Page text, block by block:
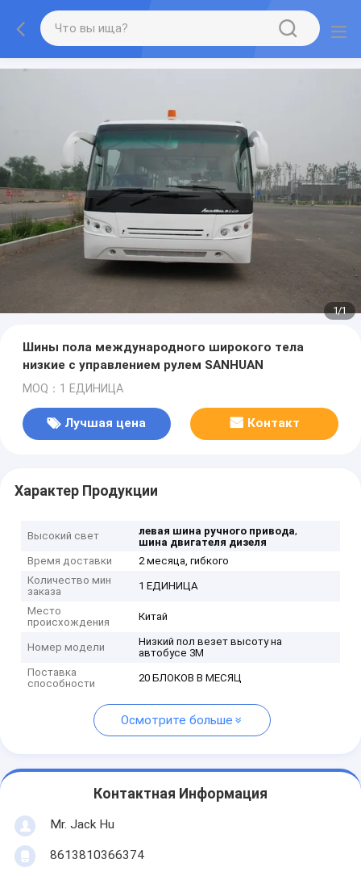
1/1
Шины пола международного широкого тела
низкие с управлением рулем SANHUAN
MOQ：1 ЕДИНИЦА
Лучшая цена Контакт
Характер Продукции
Высокий свет левая шина ручного привода,
шина двигателя дизеля
Время доставки
2 месяца, гибкого
Количество мин
заказа
1 ЕДИНИЦА
Место
происхождения
Китай
Номер модели
Низкий пол везет высоту на
автобусе 3M
Поставка
способности
20 БЛОКОВ В МЕСЯЦ
Осмотрите больше
Контактная Информация
Mr. Jack Hu
8613810366374